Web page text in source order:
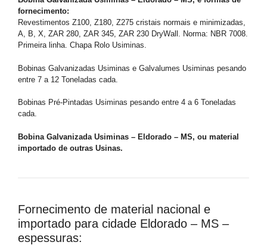
fornecimento:
Revestimentos Z100, Z180, Z275 cristais normais e minimizadas,
A, B, X, ZAR 280, ZAR 345, ZAR 230 DryWall. Norma: NBR 7008.
Primeira linha. Chapa Rolo Usiminas.
Bobinas Galvanizadas Usiminas e Galvalumes Usiminas pesando
entre 7 a 12 Toneladas cada.
Bobinas Pré-Pintadas Usiminas pesando entre 4 a 6 Toneladas
cada.
Bobina Galvanizada Usiminas – Eldorado – MS, ou material
importado de outras Usinas.
Fornecimento de material nacional e
importado para cidade Eldorado – MS –
espessuras: